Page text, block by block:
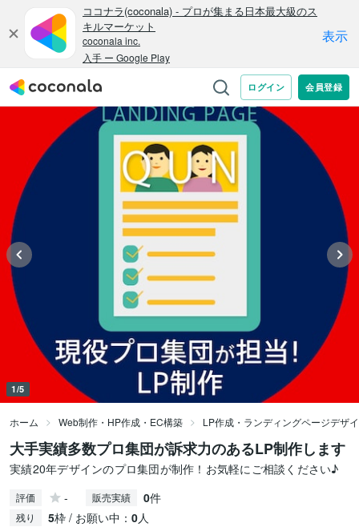
1/5
ホーム Web制作・HP作成・EC構築 LP作成・ランディングページデザ
大手実績多数プロ集団が訴求力のあるLP制作します
実績20年デザインのプロ集団が制作！お気軽にご相談ください♪
評価 - 販売実績 0件
残り 5枠 / お願い中： 0人